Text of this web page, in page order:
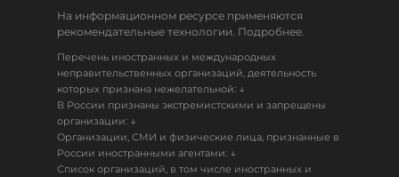
На информационном ресурсе применяются
рекомендательные технологии. Подробнее.
Перечень иностранных и международных
неправительственных организаций, деятельность
которых признана нежелательной: ↓
В России признаны экстремистскими и запрещены
организации: ↓
Организации, СМИ и физические лица, признанные в
России иностранными агентами: ↓
Список организаций, в том числе иностранных и